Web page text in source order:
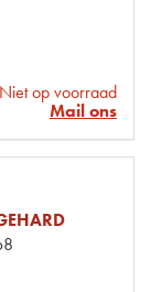
Niet op voorraad
Mail ons